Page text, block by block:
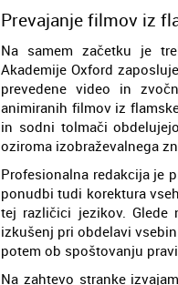
Prevajanje filmov iz
Na samem začetku je
Akademije Oxford
prevedene video in
animiranih filmov iz
in sodni tolmači
oziroma izobraževalnega
Profesionalna redakcija je
ponudbi tudi korektura
tej različici jezikov.
izkušenj pri obdelavi
potem ob spoštovanju
Na zahtevo stranke